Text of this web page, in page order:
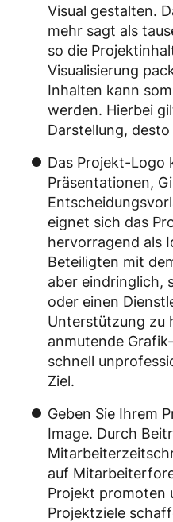
Visual gestalten.
mehr sagt als
so die
Visualisierung
Inhalten kann
werden. Hierbei
Darstellung, desto
Das Projekt-Logo
Präsentationen,
eignet sich das
hervorragend als
Beteiligten mit
aber eindringlich,
oder einen
Unterstützung zu
anmutende
schnell
Ziel.
Geben Sie Ihrem
Image. Durch
auf
Projekt promoten
Projektziele